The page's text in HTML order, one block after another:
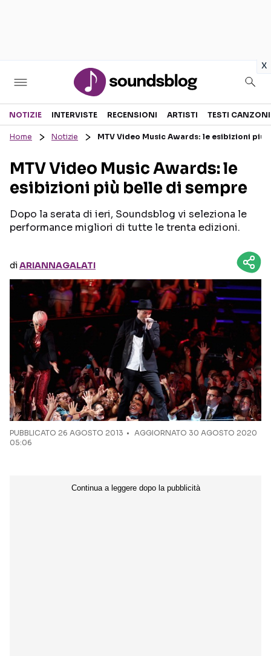
x
Sezioni
RECENSIONI MUSICALI
INTERVISTE
GOSSIP E CURIOSITÀ
TESTI CANZONI
TOUR ED EVENTI
TALENT SHOW
Seguici sui social
NOTIZIE INTERVISTE RECENSIONI ARTISTI TESTI CANZONI
Home Notizie MTV Video Music Awards: le esibizioni più
MTV Video Music Awards: le
esibizioni più belle di sempre
Dopo la serata di ieri, Soundsblog vi seleziona le
performance migliori di tutte le trenta edizioni.
diARIANNAGALATI
PUBBLICATO 26 AGOSTO 2013
AGGIORNATO 30 AGOSTO 2020
05:06